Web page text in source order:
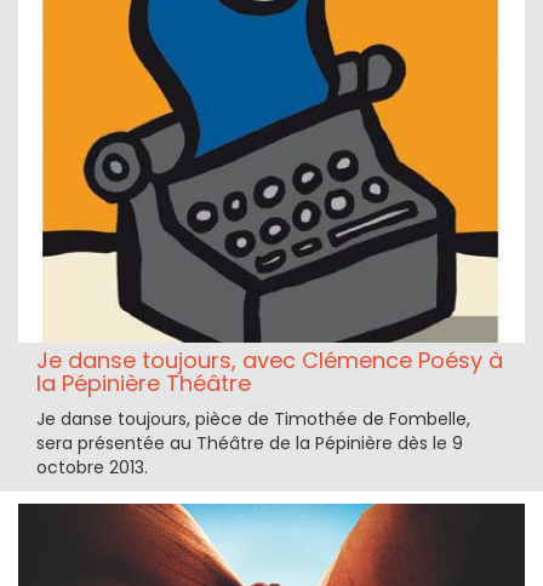
Je danse toujours, avec Clémence Poésy à
la Pépinière Théâtre
Je danse toujours, pièce de Timothée de Fombelle,
sera présentée au Théâtre de la Pépinière dès le 9
octobre 2013.